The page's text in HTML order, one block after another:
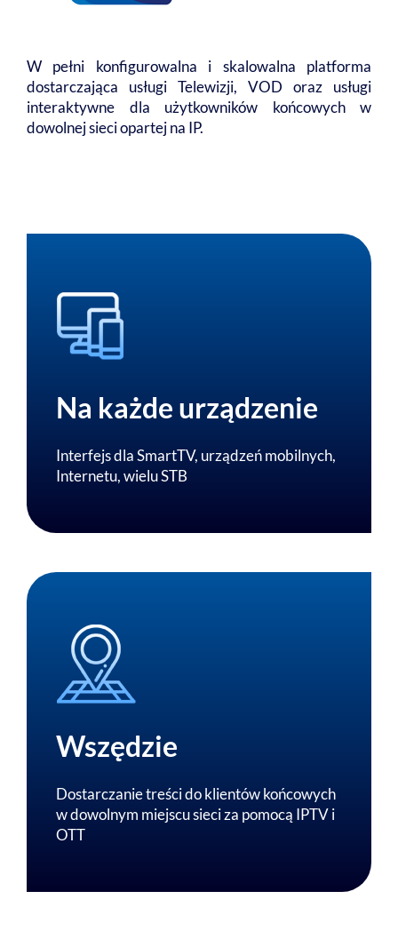
W pełni konfigurowalna i skalowalna platforma
dostarczająca usługi Telewizji, VOD oraz usługi
interaktywne dla użytkowników końcowych w
dowolnej sieci opartej na IP.
Na każde urządzenie
Interfejs dla SmartTV, urządzeń mobilnych,
Internetu, wielu STB
Wszędzie
Dostarczanie treści do klientów końcowych
w dowolnym miejscu sieci za pomocą IPTV i
OTT